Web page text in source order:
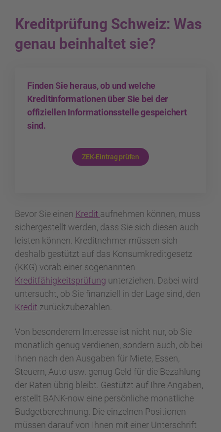
Kreditprüfung Schweiz: Was
genau beinhaltet sie?
Finden Sie heraus, ob und welche
Kreditinformationen über Sie bei der
offiziellen Informationsstelle gespeichert
sind.
ZEK-Eintrag prüfen
Bevor Sie einen Kredit aufnehmen können, muss
sichergestellt werden, dass Sie sich diesen auch
leisten können. Kreditnehmer müssen sich
deshalb gestützt auf das Konsumkreditgesetz
(KKG) vorab einer sogenannten
Kreditfähigkeitsprüfung unterziehen. Dabei wird
untersucht, ob Sie finanziell in der Lage sind, den
Kredit zurückzubezahlen.
Von besonderem Interesse ist nicht nur, ob Sie
monatlich genug verdienen, sondern auch, ob bei
Ihnen nach den Ausgaben für Miete, Essen,
Steuern, Auto usw. genug Geld für die Bezahlung
der Raten übrig bleibt. Gestützt auf Ihre Angaben,
erstellt BANK-now eine persönliche monatliche
Budgetberechnung. Die einzelnen Positionen
müssen darauf von Ihnen mit einer Unterschrift